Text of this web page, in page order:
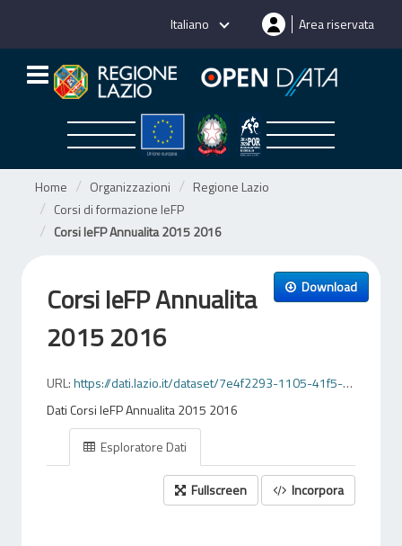
Italiano Area riservata
Home Organizzazioni
Regione Lazio
Corsi di formazione IeFP
Corsi IeFP Annualita 2015 2016
Download
Corsi IeFP Annualita
2015 2016
URL:https://dati.lazio.it/dataset/7e4f2293-1105-41f5-9de7-3dfbef765115/resource/1bc6ebfc-b806-4918-b1bc-b9d6349213d0/download/corsi-iefp-annualita-2015-201616215207188214952059298359325331.csv
Dati Corsi IeFP Annualita 2015 2016
Esploratore Dati
Fullscreen Incorpora